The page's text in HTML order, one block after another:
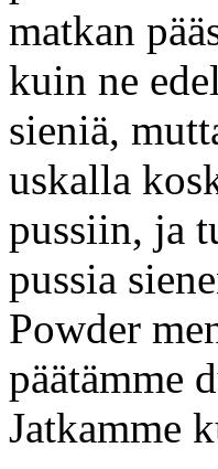
matkan
kuin ne
sieniä,
uskalla
pussiin, ja
pussia
Powder
päätämme
Jatkamme